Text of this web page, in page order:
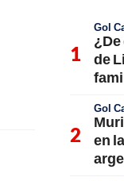
Gol
de
Gol
en